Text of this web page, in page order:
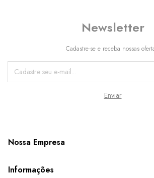
Newsletter
Cadastre-se e receba nossas
Nossa Empresa
Informações